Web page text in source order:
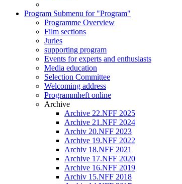
Program Submenu for "Program"
Programme Overview
Film sections
Juries
supporting program
Events for experts and enthusiasts
Media education
Selection Committee
Welcoming address
Programmheft online
Archive
Archive 22.NFF 2025
Archive 21.NFF 2024
Archiv 20.NFF 2023
Archive 19.NFF 2022
Archiv 18.NFF 2021
Archive 17.NFF 2020
Archive 16.NFF 2019
Archiv 15.NFF 2018